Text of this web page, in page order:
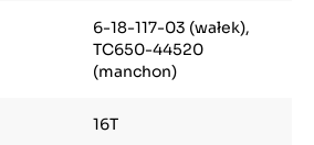
6-18-117-03 (wałek),
TC650-44520
(manchon)
16T